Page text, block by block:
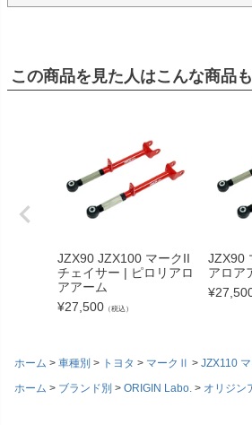
この商品を見た人はこんな商品
JZX90 JZX100 マークII
チェイサー | ピロリアロ
アアーム
¥27,500 （税込）
JZX90
アロア
¥
ホーム 車種別 トヨタ マークⅡ JZX110
ホーム
ブランド別 ORIGIN Labo. オリジン